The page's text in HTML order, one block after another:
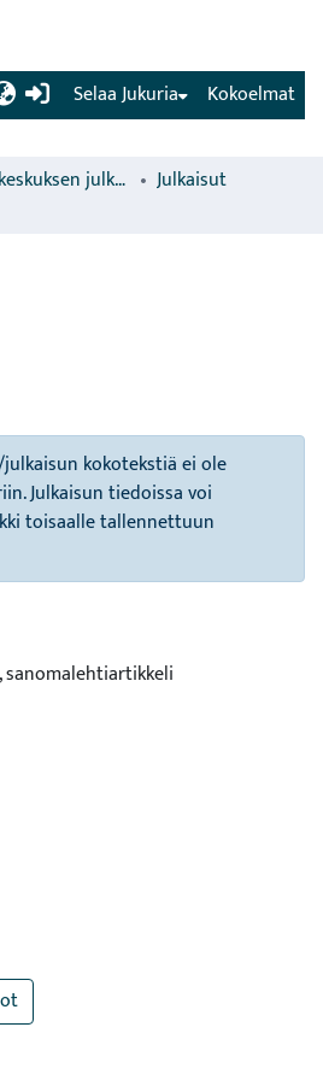
(current) Kokoelmat
Selaa Jukuria
Luonnonvarakeskuksen julkaisut
Julkaisut
kokotekstiä ei ole
Julkaisun tiedoissa voi
toisaalle tallennettuun
sanomalehtiartikkeli